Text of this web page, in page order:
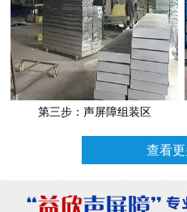
第三步：声屏障组装区
查看